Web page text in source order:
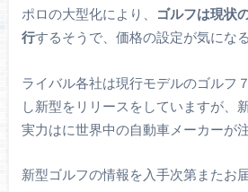
ポロの大型化により、
ゴルフは現状
行するそうで、価格の設定が気にな
ライバル各社は現行モデルのゴルフ
し新型をリリースをしていますが、
実力はに世界中の自動車メーカーが
新型ゴルフの情報を入手次第またお